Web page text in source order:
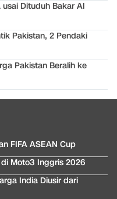
Dituduh Bakar Al
Pakistan, 2 Pendaki
Pakistan Beralih ke
FIFA ASEAN Cup
Moto3 Inggris 2026
India Diusir dari